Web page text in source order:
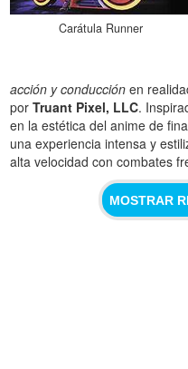
Carátula Runner
acción y conducción en
porTruant Pixel, LLC.
en la estética del anime de
una experiencia intensa y
alta velocidad con combates
MOSTRAR